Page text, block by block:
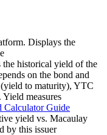
Displays the
historical yield of the
on the bond and
to maturity), YTC
measures
Calculator Guide
yield vs. Macaulay
by this issuer